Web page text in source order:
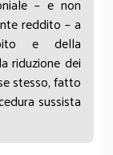
alle
per la
modo
reca in sé
in seno
ceduti
reddito – a
e della
riduzione dei
stesso, fatto
sussista